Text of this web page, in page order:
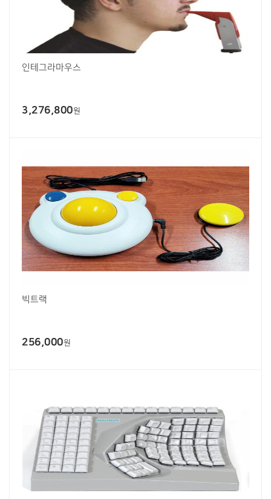
인테그라마우스
3,276,800원
빅트랙
256,000원